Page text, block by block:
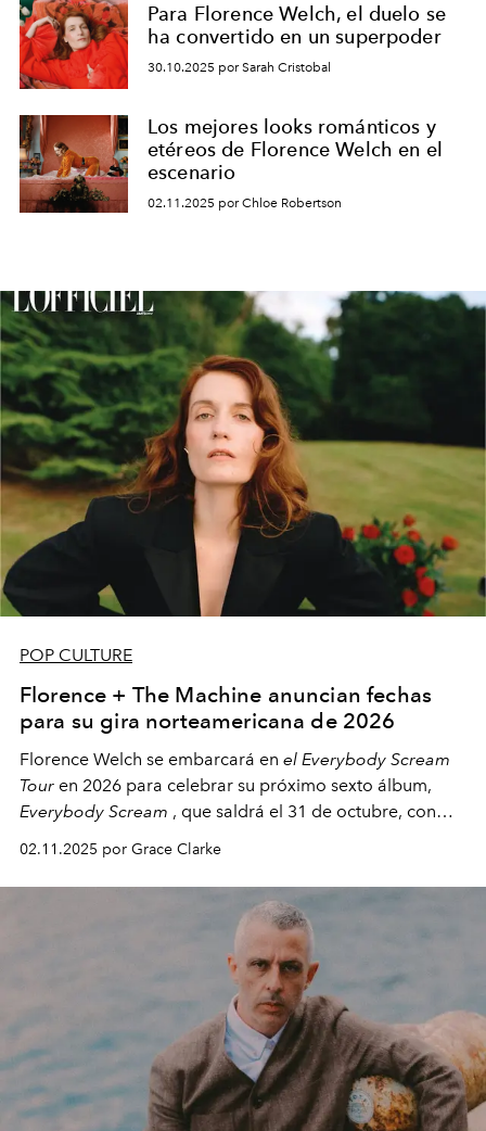
Para Florence Welch, el duelo se
ha convertido en un superpoder
30.10.2025 por Sarah Cristobal
Los mejores looks románticos y
etéreos de Florence Welch en el
escenario
02.11.2025 por Chloe Robertson
POP CULTURE
Florence + The Machine anuncian fechas
para su gira norteamericana de 2026
Florence Welch se embarcará en el Everybody Scream
Tour en 2026 para celebrar su próximo sexto álbum,
Everybody Scream , que saldrá el 31 de octubre, con
fechas en Norteamérica a partir de abril del próximo
02.11.2025 por Grace Clarke